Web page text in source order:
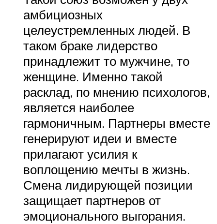
амбициозных
целеустремленных людей. В
таком браке лидерство
принадлежит то мужчине, то
женщине. Именно такой
расклад, по мнению психологов,
является наиболее
гармоничным. Партнеры вместе
генерируют идеи и вместе
прилагают усилия к
воплощению мечты в жизнь.
Смена лидирующей позиции
защищает партнеров от
эмоционального выгорания.